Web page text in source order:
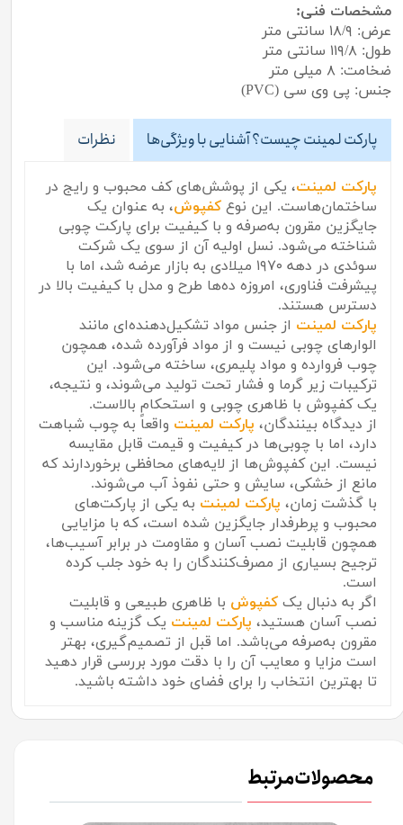
مشخصات فنی:
عرض: ۱۸/۹ سانتی متر
طول: ۱۱۹/۸ سانتی متر
ضخامت: ۸ میلی متر
جنس: پی وی سی (PVC)
پارکت لمینت چیست؟ آشنایی با ویژگی‌ها نظرات
پارکت لمینت، یکی از پوشش‌های کف محبوب و رایج در
ساختمان‌هاست. این نوع کفپوش، به عنوان یک
جایگزین مقرون به‌صرفه و با کیفیت برای پارکت چوبی
شناخته می‌شود. نسل اولیه آن از سوی یک شرکت
سوئدی در دهه ۱۹۷۰ میلادی به بازار عرضه شد، اما با
پیشرفت فناوری، امروزه ده‌ها طرح و مدل با کیفیت بالا در
دسترس هستند.
پارکت لمینت از جنس مواد تشکیل‌دهنده‌ای مانند
الوارهای چوبی نیست و از مواد فرآورده شده، همچون
چوب فروارده و مواد پلیمری، ساخته می‌شود. این
ترکیبات زیر گرما و فشار تحت تولید می‌شوند، و نتیجه،
یک کفپوش با ظاهری چوبی و استحکام بالاست.
از دیدگاه بینندگان، پارکت لمینت واقعاً به چوب شباهت
دارد، اما با چوبی‌ها در کیفیت و قیمت قابل مقایسه
نیست. این کفپوش‌ها از لایه‌های محافظی برخوردارند که
مانع از خشکی، سایش و حتی نفوذ آب می‌شوند.
با گذشت زمان، پارکت لمینت به یکی از پارکت‌های
محبوب و پرطرفدار جایگزین شده است، که با مزایایی
همچون قابلیت نصب آسان و مقاومت در برابر آسیب‌ها،
ترجیح بسیاری از مصرف‌کنندگان را به خود جلب کرده
است.
اگر به دنبال یک کفپوش با ظاهری طبیعی و قابلیت
نصب آسان هستید، پارکت لمینت یک گزینه مناسب و
مقرون به‌صرفه می‌باشد. اما قبل از تصمیم‌گیری، بهتر
است مزایا و معایب آن را با دقت مورد بررسی قرار دهید
تا بهترین انتخاب را برای فضای خود داشته باشید.
محصولات مرتبط